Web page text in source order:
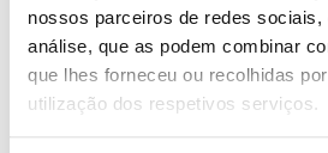
nossos parceiros de redes sociais,
análise, que as podem combinar
que lhes forneceu ou recolhidas
utilização dos respetivos serviços.
Manual de instalación Combi
Ficha técnica Combi y Gobi II